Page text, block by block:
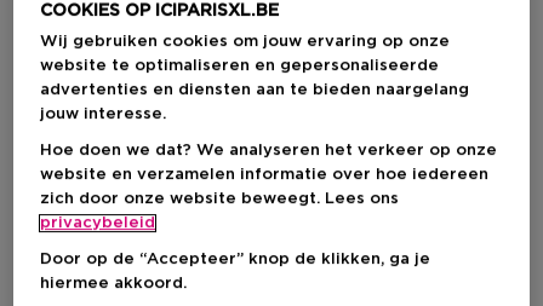
€ 85,00
Levering aan huis
Op voorraad-
COOKIES OP ICIPARISXL.BE
Wij gebruiken cookies om jouw ervaring op onze
website te optimaliseren en gepersonaliseerde
advertenties en diensten aan te bieden naargelang
jouw interesse.
Hoe doen we dat? We analyseren het verkeer op onze
website en verzamelen informatie over hoe iedereen
zich door onze website beweegt. Lees ons
privacybeleid
Door op de “Accepteer” knop de klikken, ga je
hiermee akkoord.